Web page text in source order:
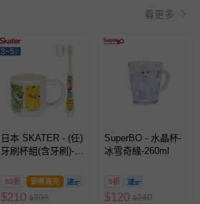
看更多
日本 SKATER - (任)
牙刷杯組(含牙刷)-寶
適用
53折 即將售完
$210 $399
SuperBO - 水晶杯-
冰雪奇緣-260ml
5折
$120 $240